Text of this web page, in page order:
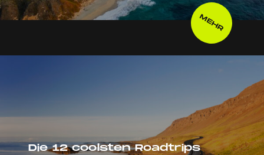
MEHR
Die 12 coolsten Roadtrips